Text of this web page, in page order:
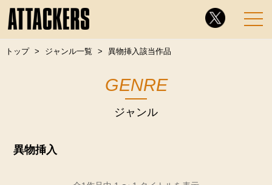
トップ ジャンル一覧 異物挿入該当作品
GENRE
ジャンル
異物挿入